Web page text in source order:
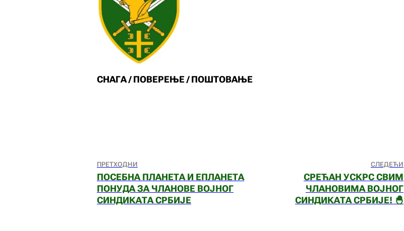
СНАГА / ПОВЕРЕЊЕ / ПОШТОВАЊЕ
ПРЕТХОДНИ
ПОСЕБНА ПЛАНЕТА И ЕПЛАНЕТА
ПОНУДА ЗА ЧЛАНОВЕ ВОЈНОГ
СИНДИКАТА СРБИЈЕ
СЛЕДЕЋИ
СРЕЋАН УСКРС СВИМ
ЧЛАНОВИМА ВОЈНОГ
СИНДИКАТА СРБИЈЕ! 🐣